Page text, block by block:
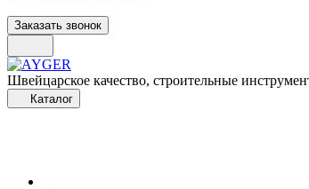
Заказать звонок
Швейцарское качество, строительные
Каталог